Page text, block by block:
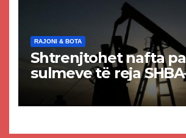
RAJONI & BOTA
Shtrenjtohet nafta
sulmeve të reja